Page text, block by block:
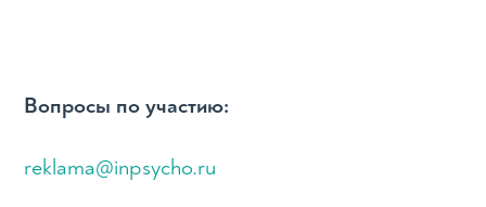
Вопросы по участию:
reklama@inpsycho.ru